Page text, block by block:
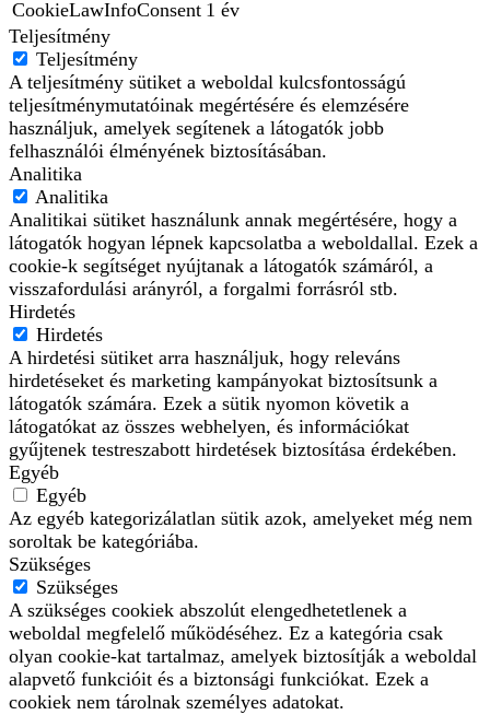
CookieLawInfoConsent 1 év
Teljesítmény
Teljesítmény
A teljesítmény sütiket a weboldal kulcsfontosságú
teljesítménymutatóinak megértésére és elemzésére
használjuk, amelyek segítenek a látogatók jobb
felhasználói élményének biztosításában.
Analitika
Analitika
Analitikai sütiket használunk annak megértésére, hogy a
látogatók hogyan lépnek kapcsolatba a weboldallal. Ezek a
cookie-k segítséget nyújtanak a látogatók számáról, a
visszafordulási arányról, a forgalmi forrásról stb.
Hirdetés
Hirdetés
A hirdetési sütiket arra használjuk, hogy releváns
hirdetéseket és marketing kampányokat biztosítsunk a
látogatók számára. Ezek a sütik nyomon követik a
látogatókat az összes webhelyen, és információkat
gyűjtenek testreszabott hirdetések biztosítása érdekében.
Egyéb
Egyéb
Az egyéb kategorizálatlan sütik azok, amelyeket még nem
soroltak be kategóriába.
Szükséges
Szükséges
A szükséges cookiek abszolút elengedhetetlenek a
weboldal megfelelő működéséhez. Ez a kategória csak
olyan cookie-kat tartalmaz, amelyek biztosítják a weboldal
alapvető funkcióit és a biztonsági funkciókat. Ezek a
cookiek nem tárolnak személyes adatokat.